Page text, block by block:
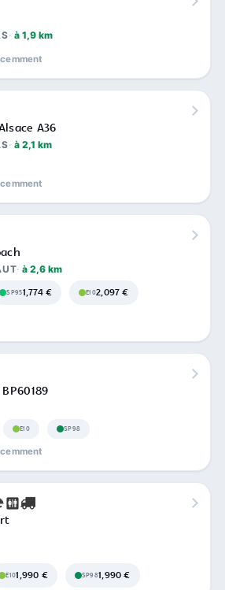
à 1,9 km
A36
à 2,1 km
à 2,6 km
SP951,774 € E102,097 €
E10 SP98
E101,990 € SP981,990 €